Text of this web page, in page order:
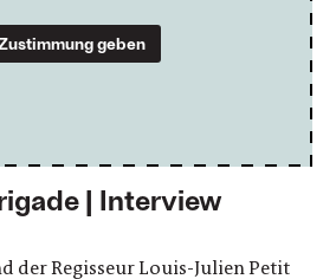
geben
| Interview
der Regisseur Louis-Julien Petit